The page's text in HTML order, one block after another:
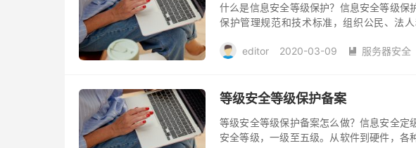
什么是信息安全等级保护？信息安全等级保
保护管理规范和技术标准，组织公民、法
editor
2020-03-09  服务器安全
等级安全等级保护备案
等级安全等级保护备案怎么做？信息安全定
安全等级，一级至五级。从软件到硬件，各